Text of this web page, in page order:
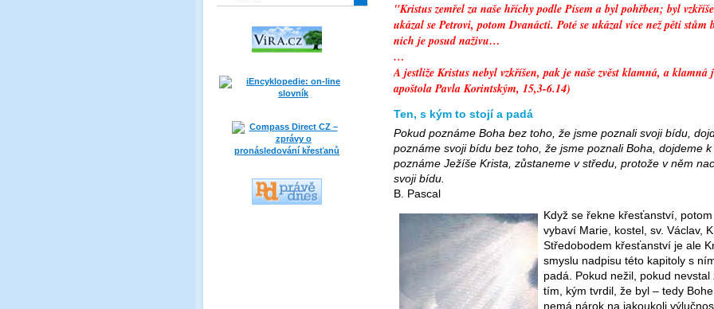
"Kristus zemřel za naše hříchy podle Písem a byl pohřben; byl
ukázal se Petrovi, potom Dvanácti. Poté se ukázal více než pěti
nich je posud naživu…
…
A jestliže Kristus nebyl vzkříšen, pak je naše zvěst klamná, a
apoštola Pavla Korintským, 15,3-6.14)
Ten, s kým to stojí a padá
Pokud poznáme Boha bez toho, že jsme poznali svoji bídu,
poznáme svoji bídu bez toho, že jsme poznali Boha, dojdeme
poznáme Ježíše Krista, zůstaneme v středu, protože v něm
svoji bídu.
B. Pascal
Když se řekne křesťanství,
vybaví Marie, kostel, sv. Václav,
Středobodem křesťanství je ale
smyslu nadpisu této kapitoly s
padá. Pokud nežil, pokud
tím, kým tvrdil, že byl – tedy
nemá nárok na jakoukoli